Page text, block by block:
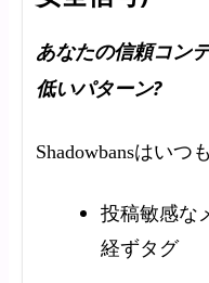
あなたの信頼コン
低いパターン?
Shadowbansはいつ
投稿敏感な
経ずタグ